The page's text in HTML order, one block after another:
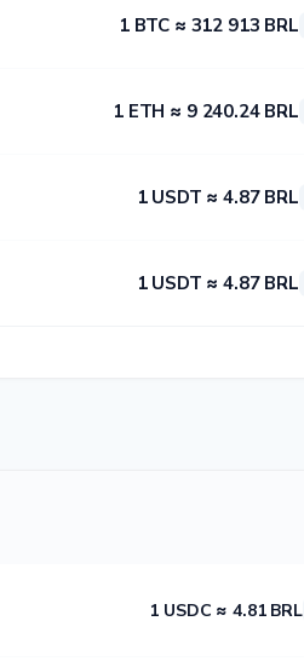
1 BTC ≈ 312 913 BRL
1 ETH ≈ 9 240.24 BRL
1 USDT ≈ 4.87 BRL
1 USDT ≈ 4.87 BRL
1 USDC ≈ 4.81 BRL